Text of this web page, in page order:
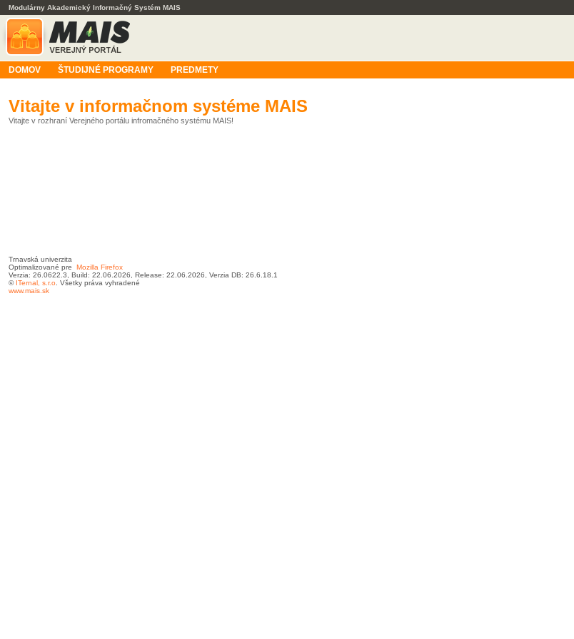
Modulárny Akademický Informačný Systém MAIS
DOMOV ŠTUDIJNÉ PROGRAMY PREDMETY
Vitajte v informačnom systéme MAIS
Vitajte v rozhraní Verejného portálu infromačného systému MAIS!
Trnavská univerzita
Optimalizované pre Mozilla Firefox
Verzia: 26.0622.3, Build: 22.06.2026, Release: 22.06.2026, Verzia DB: 26.6.18.1
© ITernal, s.r.o . Všetky práva vyhradené
www.mais.sk